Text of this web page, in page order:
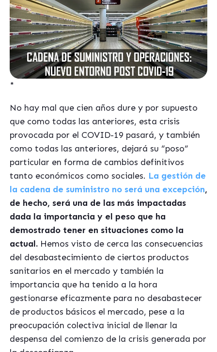
*
No hay mal que cien años dure y por supuesto
que como todas las anteriores, esta crisis
provocada por el COVID-19 pasará, y también
como todas las anteriores, dejará su “poso”
particular en forma de cambios definitivos
tanto económicos como sociales. La gestión de
la cadena de suministro no será una excepción,
de hecho, será una de las más impactadas
dada la importancia y el peso que ha
demostrado tener en situaciones como la
actual. Hemos visto de cerca las consecuencias
del desabastecimiento de ciertos productos
sanitarios en el mercado y también la
importancia que ha tenido a la hora
gestionarse eficazmente para no desabastecer
de productos básicos el mercado, pese a la
preocupación colectiva inicial de llenar la
despensa del comienzo de la crisis generada por